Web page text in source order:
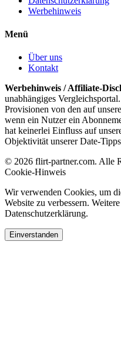
Werbehinweis
Menü
Über uns
Kontakt
Werbehinweis / Affiliate-
unabhängiges
Provisionen von den auf
wenn ein Nutzer ein
hat keinerlei Einfluss auf
Objektivität unserer Date-
© 2026 flirt-partner.com. Alle
Cookie-Hinweis
Wir verwenden Cookies, um
Website zu verbessern.
Datenschutzerklärung.
Einverstanden